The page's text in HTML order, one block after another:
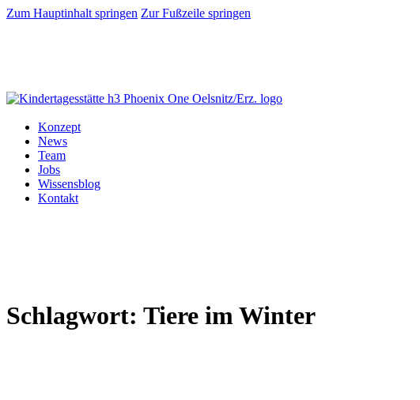
Zum Hauptinhalt springen Zur Fußzeile springen
Konzept
News
Team
Jobs
Wissensblog
Kontakt
Schlagwort: Tiere im Winter